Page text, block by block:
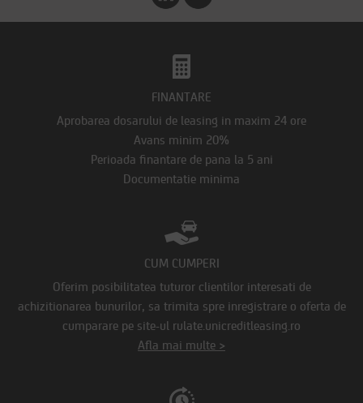
FINANTARE
Aprobarea dosarului de leasing in maxim 24 ore
Avans minim 20%
Perioada finantare de pana la 5 ani
Documentatie minima
CUM CUMPERI
Oferim posibilitatea tuturor clientilor interesati de
achizitionarea bunurilor, sa trimita spre inregistrare o oferta de
cumparare pe site-ul rulate.unicreditleasing.ro
Afla mai multe >